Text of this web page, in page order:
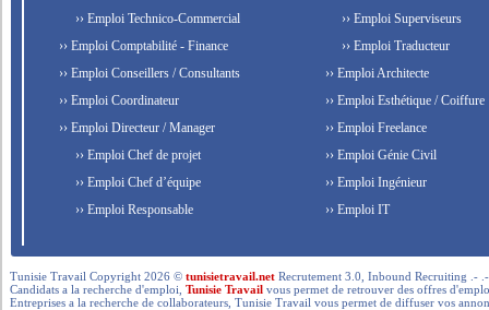
›› Emploi Technico-Commercial
›› Emploi Comptabilité - Finance
›› Emploi Conseillers / Consultants
›› Emploi Coordinateur
›› Emploi Directeur / Manager
›› Emploi Chef de projet
›› Emploi Chef d’équipe
›› Emploi Responsable
›› Emploi Superviseurs
›› Emploi Traducteur
›› Emploi Architecte
›› Emploi Esthétique / Coiffure
›› Emploi Freelance
›› Emploi Génie Civil
›› Emploi Ingénieur
›› Emploi IT
Tunisie Travail Copyright 2026 ©tunisietravail.net Recrutement 3.0, Inbound Recruiting .-
Candidats a la recherche d'emploi,Tunisie Travail vous permet de retrouver des offres
Entreprises a la recherche de collaborateurs, Tunisie Travail vous permet de diffuser vos